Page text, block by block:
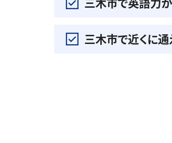
三木市で近くに